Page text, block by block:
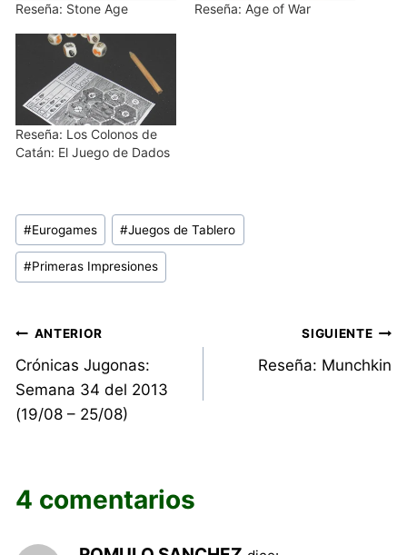
Reseña: Stone Age Reseña: Age of War
Reseña: Los Colonos de
Catán: El Juego de Dados
Etiquetas
de
la
#Eurogames #Juegos de Tablero
#Primeras Impresiones
Navegación
de
entradas
ANTERIOR
Crónicas Jugonas:
Semana 34 del 2013
(19/08 – 25/08)
SIGUIENTE
Reseña: Munchkin
4 comentarios